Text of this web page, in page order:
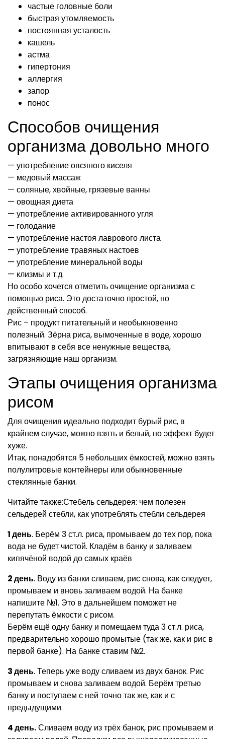
частые головные боли
быстрая утомляемость
постоянная усталость
кашель
астма
гипертония
аллергия
запор
понос
Способов очищения
организма довольно много
— употребление овсяного киселя
— медовый массаж
— соляные, хвойные, грязевые ванны
— овощная диета
— употребление активированного угля
— голодание
— употребление настоя лаврового листа
— употребление травяных настоев
— употребление минеральной воды
— клизмы и т.д.
Но особо хочется отметить очищение организма с
помощью риса. Это достаточно простой, но
действенный способ.
Рис – продукт питательный и необыкновенно
полезный. Зёрна риса, вымоченные в воде, хорошо
впитывают в себя все ненужные вещества,
загрязняющие наш организм.
Этапы очищения организма
рисом
Для очищения идеально подходит бурый рис, в
крайнем случае, можно взять и белый, но эффект будет
хуже.
Итак, понадобятся 5 небольших ёмкостей, можно взять
полулитровые контейнеры или обыкновенные
стеклянные банки.
Читайте также:Стебель сельдерея: чем полезен
сельдерей стебли, как употреблять стебли сельдерея
1 день. Берём 3 ст.л. риса, промываем до тех пор, пока
вода не будет чистой. Кладём в банку и заливаем
кипячёной водой до самых краёв
2 день. Воду из банки сливаем, рис снова, как следует,
промываем и вновь заливаем водой. На банке
напишите №1. Это в дальнейшем поможет не
перепутать ёмкости с рисом.
Берём ещё одну банку и помещаем туда 3 ст.л. риса,
предварительно хорошо промытые (так же, как и рис в
первой банке). На банке ставим №2.
3 день. Теперь уже воду сливаем из двух банок. Рис
промываем и снова заливаем водой. Берём третью
банку и поступаем с ней точно так же, как и с
предыдущими.
4 день.Сливаем воду из трёх банок, рис промываем и